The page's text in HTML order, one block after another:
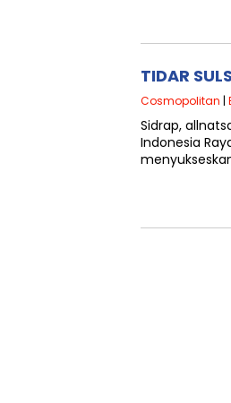
TIDAR
Cosmopolitan |
Sidrap,
Indonesia